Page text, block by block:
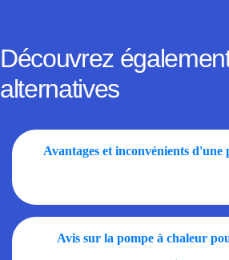
Découvrez
alternatives
Avantages et inconvénients d'une
Avis sur la pompe à chaleur